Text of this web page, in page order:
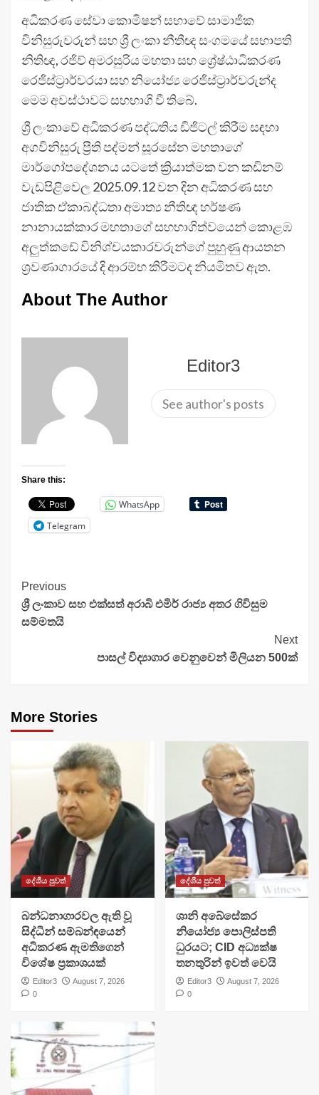
අධිකරණ සේවා කොමිෂන් සභාවේ සාමාජික
විනිසුරුවරුන් සහ ශ්‍රී ලංකා නීතීඥ සංගමයේ සභාපති
නිතිඥ, රජිව් අමරසුරිය මහතා සහ ශ්‍රේෂ්ඨාධිකරණ
රෙජිස්ට්‍රාර්වරයා සහ නියෝජ්‍ය රෙජිස්ට්‍රාර්වරුන්ද
මෙම අවස්ථාවට සහභාගි වී තිබේ.
ශ්‍රී ලංකාවේ අධිකරණ පද්ධතිය ඩිජිටල් කිරීම සඳහා
අගවිනිසුරු ප්‍රීති පද්මන් සූරසේන මහතාගේ
මාර්ගෝපදේශනය යටතේ ක්‍රියාත්මක වන කඩිනම්
වැඩපිළිවෙල 2025.09.12 වන දින අධිකරණ සහ
ජාතික ඒකාබද්ධතා අමාත්‍ය නීතිඥ හර්ෂණ
නානායක්කාර මහතාගේ සහභාගිත්වයෙන් කොළඹ
අලුත්කඩේ විනිශ්චයකාරවරුන්ගේ පුහුණු ආයතන
ශ්‍රවණාගාරයේ දි ආරම්භ කිරීමටද නියමිතව ඇත.
About The Author
Editor3
See author's posts
Share this:
WhatsApp
Telegram
Continue
Reading
Previous
ශ්‍රී ලංකාව සහ එක්සත් අරාබි එමිර් රාජ්‍ය අතර ගිවිසුම
සම්මතයි
Next
පාසල් විද්‍යාගාර වෙනුවෙන් මිලියන 500ක්
More Stories
දේශීය පුවත්
බන්ධනාගාරවල ඇති වූ
සිද්ධීන් සම්බන්ඳයෙන්
අධිකරණ ඇමතිගෙන්
විශේෂ ප්‍රකාශයක්
Editor3
August 7, 2026
0
දේශීය පුවත්
ශානි අබේසේකර
නියෝජ්‍ය පොලිස්පති
ධුරයට; CID අධ්‍යක්ෂ
තනතුරින් ඉවත් වෙයි
Editor3
August 7, 2026
0